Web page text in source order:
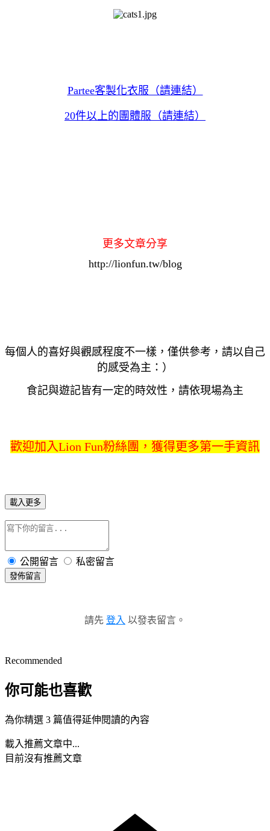
Partee客製化衣服（請連結）
20件以上的團體服（請連結）
更多文章分享
http://lionfun.tw/blog
每個人的喜好與觀感程度不一樣，僅供參考，請以自己
的感受為主：）
食記與遊記皆有一定的時效性，請依現場為主
歡迎加入Lion Fun粉絲團，獲得更多第一手資訊
載入更多
公開留言 私密留言
發佈留言
請先 登入 以發表留言。
Recommended
你可能也喜歡
為你精選 3 篇值得延伸閱讀的內容
載入推薦文章中...
目前沒有推薦文章